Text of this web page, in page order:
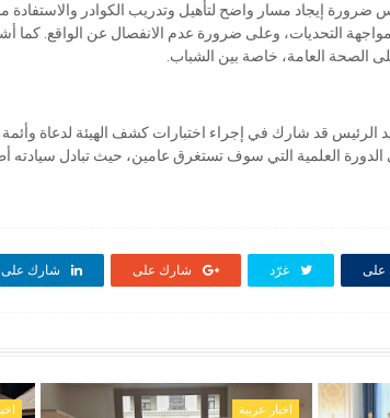
ضرورة إيجاد مسار واضح لتأهيل وتدريب الكوادر والاستفادة
التحديات، وعلى ضرورة عدم الانفصال عن الواقع. كما
الصحة العامة، خاصة بين الشباب.
قد شارك في إجراء اختبارات كشف الهيئة لدعاة
الدورة العلمية التي سوف تستغرق عامين، حيث تبادل
على غرّد شارك على شارك على
اخبار عربية